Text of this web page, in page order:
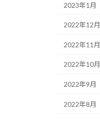
2023年1月
2022年12月
2022年11月
2022年10月
2022年9月
2022年8月